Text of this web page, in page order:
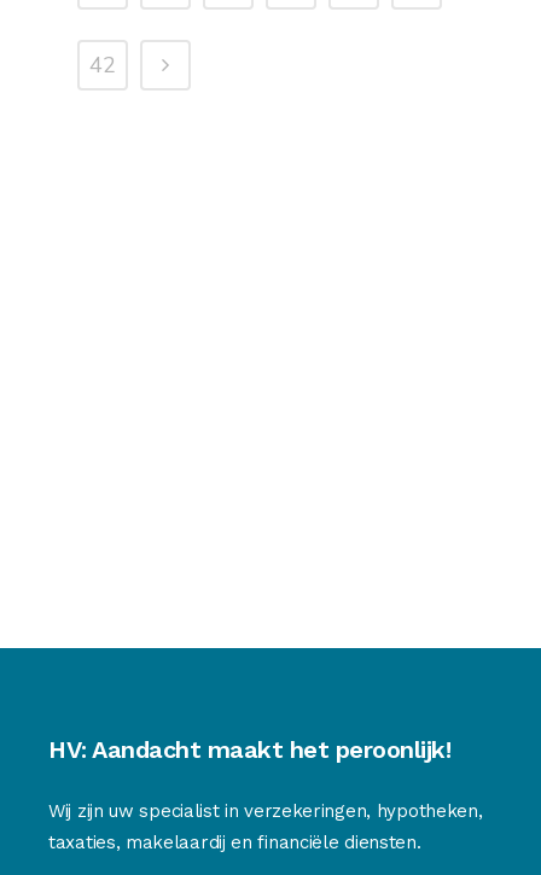
42
HV: Aandacht maakt het peroonlijk!
Wij zijn uw specialist in verzekeringen, hypotheken,
taxaties, makelaardij en financiële diensten.